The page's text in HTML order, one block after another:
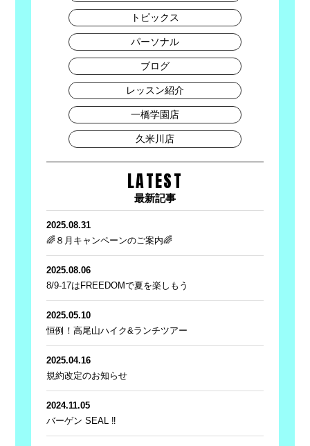
トピックス
パーソナル
ブログ
レッスン紹介
一橋学園店
久米川店
LATEST
最新記事
2025.08.31
🌈８月キャンペーンのご案内🌈
2025.08.06
8/9-17はFREEDOMで夏を楽しもう
2025.05.10
恒例！高尾山ハイク&ランチツアー
2025.04.16
規約改定のお知らせ
2024.11.05
バーゲン SEAL ‼